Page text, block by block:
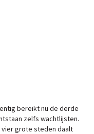
bereikt nu de derde
zelfs wachtlijsten.
vier grote steden daalt